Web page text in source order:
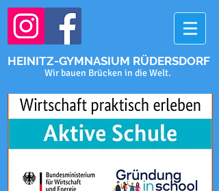
HEINITZ-GYMNASIUM RÜDERSDORF
Wir bauen Brücken in die Welt.